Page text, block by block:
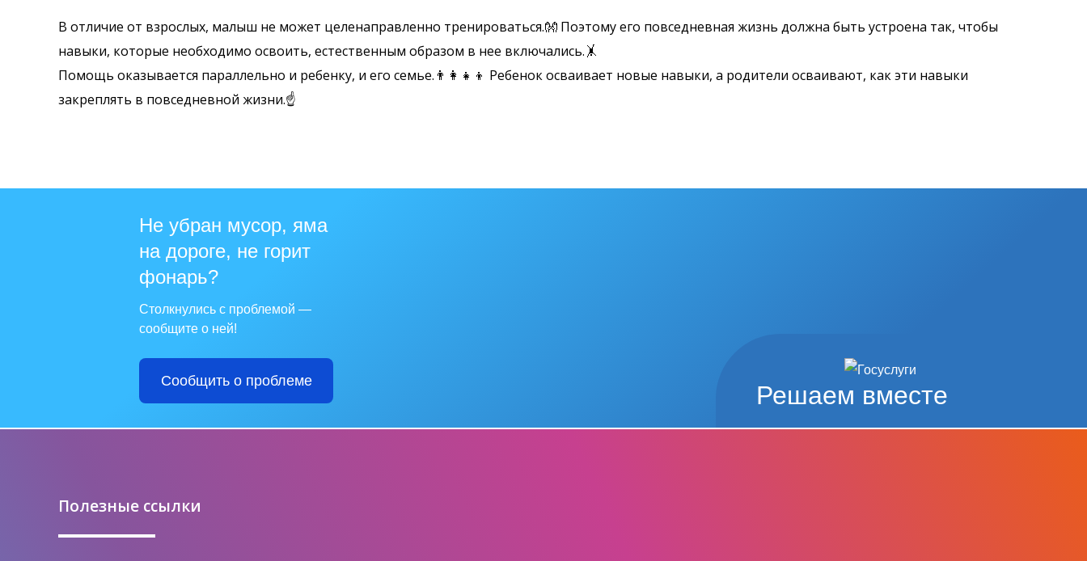
В отличие от взрослых, малыш не может целенаправленно тренироваться.👐 Поэтому его повседневная жизнь должна быть устроена так, чтобы
навыки, которые необходимо освоить, естественным образом в нее включались.🤸
Помощь оказывается параллельно и ребенку, и его семье.👨‍👩‍👧‍👦 Ребенок осваивает новые навыки, а родители осваивают, как эти навыки
закреплять в повседневной жизни.☝
Решаем вместе
Не убран мусор, яма
на дороге, не горит
фонарь?
Столкнулись с проблемой —
сообщите о ней!
Сообщить о проблеме
Полезные ссылки